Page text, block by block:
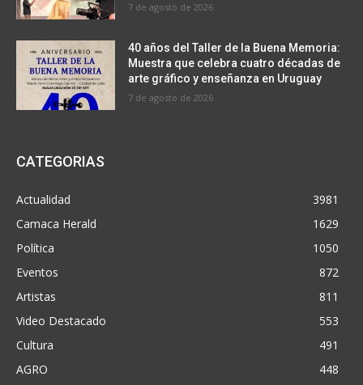
7 de agosto de 2026
40 años del Taller de la Buena Memoria:
Muestra que celebra cuatro décadas de
arte gráfico y enseñanza en Uruguay
7 de agosto de 2026
CATEGORIAS
Actualidad
3981
Camaca Herald
1629
Política
1050
Eventos
872
Artistas
811
Video Destacado
553
Cultura
491
AGRO
448